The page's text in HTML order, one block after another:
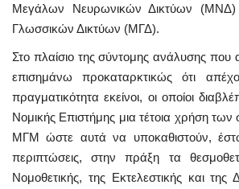
Μεγάλων Νευρωνικών Δικτύων
Γλωσσικών Δικτύων (ΜΓΔ).
Στο πλαίσιο της σύντομης ανάλυσης που
επισημάνω προκαταρκτικώς ότι
πραγματικότητα εκείνοι, οι οποίοι
Νομικής Επιστήμης μια τέτοια χρήση
ΜΓΜ ώστε αυτά να υποκαθιστούν,
περιπτώσεις, στην πράξη τα
Νομοθετικής, της Εκτελεστικής και της